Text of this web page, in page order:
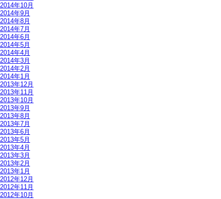
2014年10月
2014年9月
2014年8月
2014年7月
2014年6月
2014年5月
2014年4月
2014年3月
2014年2月
2014年1月
2013年12月
2013年11月
2013年10月
2013年9月
2013年8月
2013年7月
2013年6月
2013年5月
2013年4月
2013年3月
2013年2月
2013年1月
2012年12月
2012年11月
2012年10月